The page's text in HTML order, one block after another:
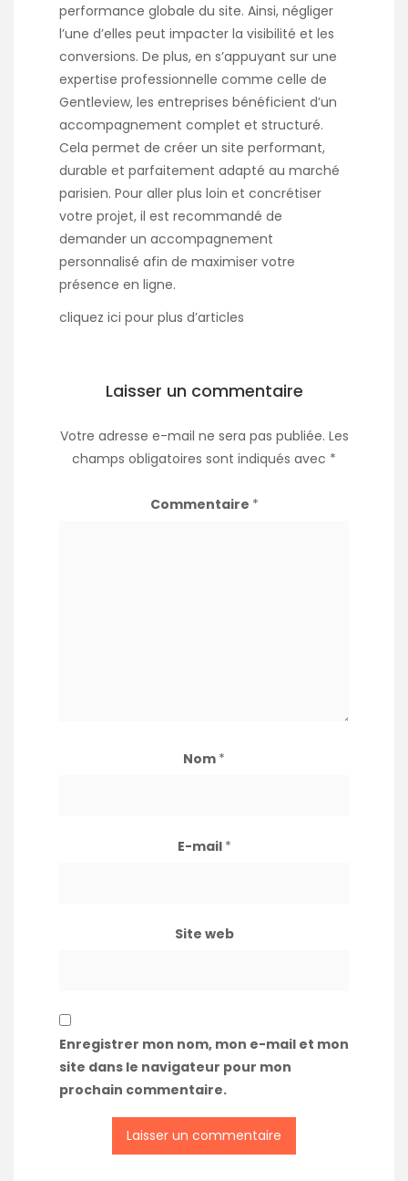
performance globale du site. Ainsi, négliger
l’une d’elles peut impacter la visibilité et les
conversions. De plus, en s’appuyant sur une
expertise professionnelle comme celle de
Gentleview, les entreprises bénéficient d’un
accompagnement complet et structuré.
Cela permet de créer un site performant,
durable et parfaitement adapté au marché
parisien. Pour aller plus loin et concrétiser
votre projet, il est recommandé de
demander un accompagnement
personnalisé afin de maximiser votre
présence en ligne.
cliquez ici pour plus d’articles
Laisser un commentaire
Votre adresse e-mail ne sera pas publiée. Les
champs obligatoires sont indiqués avec *
Commentaire *
Nom *
E-mail *
Site web
Enregistrer mon nom, mon e-mail et mon
site dans le navigateur pour mon
prochain commentaire.